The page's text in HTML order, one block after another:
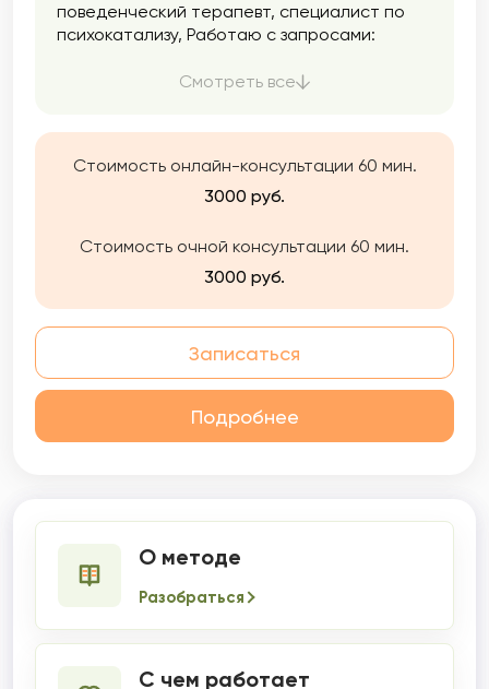
поведенческий терапевт, специалист по
психокатализу, Работаю с запросами:
семейных взаимоотношений; кризисными и
чувство одиночества. В работе со мной
люди возвращаются к жизни, обретают
«безвыходных» проблем. Бережно,
Смотреть все
Стоимость онлайн-консультации 60 мин.
3000 руб.
Стоимость очной консультации 60 мин.
3000 руб.
Записаться
Подробнее
О методе
Разобраться
С чем работает